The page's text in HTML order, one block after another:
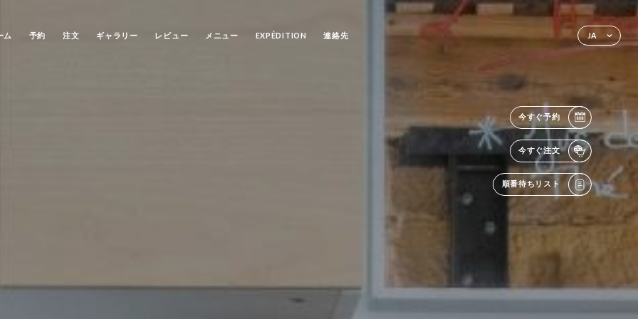
JA
ム 予約 注文 ギャラリー レビュー メニュー EXPÉDITION 連絡先
今すぐ予約
今すぐ注文
順番待ちリスト